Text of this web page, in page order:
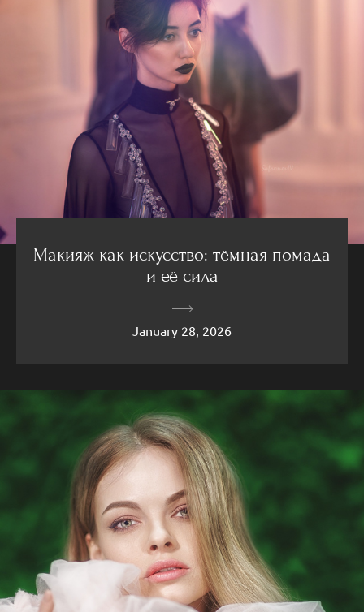
Макияж как искусство: тёмная помада
и её сила
January 28, 2026